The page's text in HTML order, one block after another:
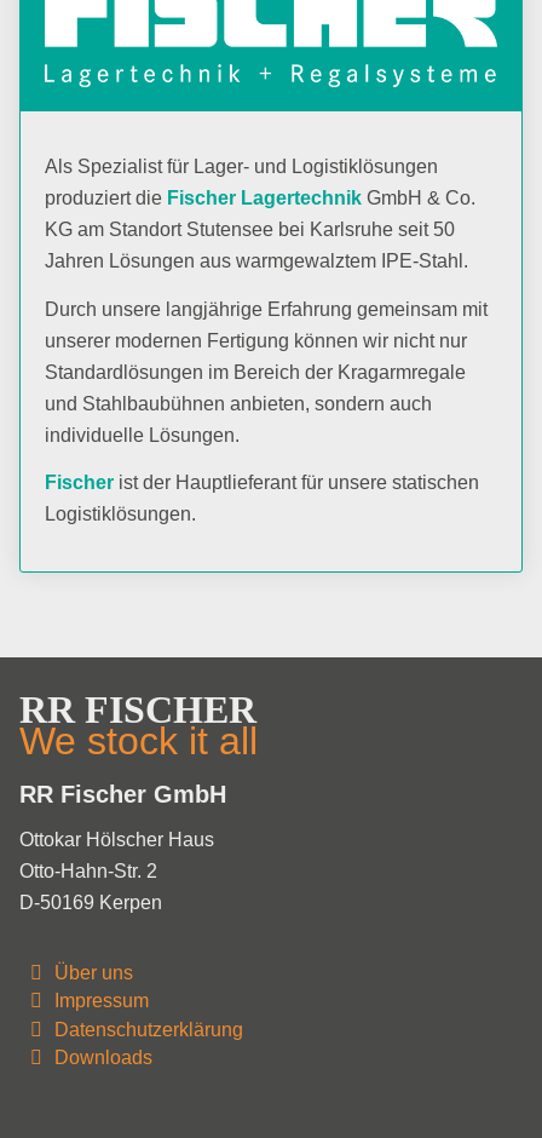
Als Spezialist für Lager- und Logistiklösungen
produziert die Fischer Lagertechnik GmbH & Co.
KG am Standort Stutensee bei Karlsruhe seit 50
Jahren Lösungen aus warmgewalztem IPE-Stahl.
Durch unsere langjährige Erfahrung gemeinsam mit
unserer modernen Fertigung können wir nicht nur
Standardlösungen im Bereich der Kragarmregale
und Stahlbaubühnen anbieten, sondern auch
individuelle Lösungen.
Fischer ist der Hauptlieferant für unsere statischen
Logistiklösungen.
RR FISCHER
We stock it all
RR Fischer GmbH
Ottokar Hölscher Haus
Otto-Hahn-Str. 2
D-50169 Kerpen
Über uns
Impressum
Datenschutzerklärung
Downloads